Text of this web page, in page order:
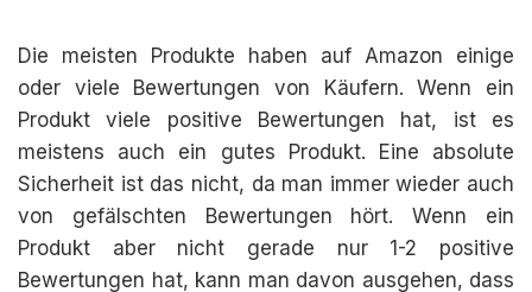
Die meisten Produkte haben auf Amazon einige
oder viele Bewertungen von Käufern. Wenn ein
Produkt viele positive Bewertungen hat, ist es
meistens auch ein gutes Produkt. Eine absolute
Sicherheit ist das nicht, da man immer wieder auch
von gefälschten Bewertungen hört. Wenn ein
Produkt aber nicht gerade nur 1-2 positive
Bewertungen hat, kann man davon ausgehen, dass